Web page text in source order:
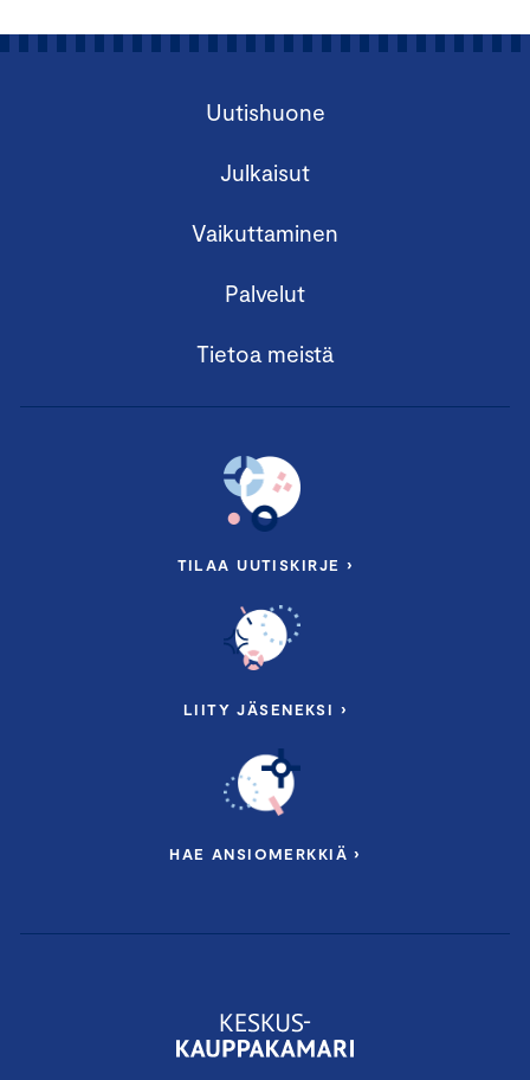
Uutishuone
Julkaisut
Vaikuttaminen
Palvelut
Tietoa meistä
TILAA UUTISKIRJE ›
LIITY JÄSENEKSI ›
HAE ANSIOMERKKIÄ ›